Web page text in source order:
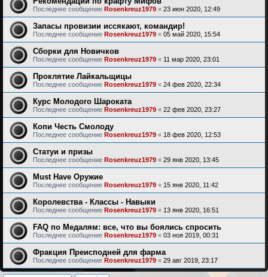
Последнее сообщение Rosenkreuz1979 « 23 июн 2020, 12:49
Запасы провизии иссякают, командир!
Последнее сообщение Rosenkreuz1979 « 05 май 2020, 15:54
Сборки для Новичков
Последнее сообщение Rosenkreuz1979 « 11 мар 2020, 23:01
Проклятие Лайкальщицы
Последнее сообщение Rosenkreuz1979 « 24 фев 2020, 22:34
Курс Молодого Шароката
Последнее сообщение Rosenkreuz1979 « 22 фев 2020, 23:27
Копи Честь Смолоду
Последнее сообщение Rosenkreuz1979 « 18 фев 2020, 12:53
Статуи и призы
Последнее сообщение Rosenkreuz1979 « 29 янв 2020, 13:45
Must Have Оружие
Последнее сообщение Rosenkreuz1979 « 15 янв 2020, 11:42
Королевства - Классы - Навыки
Последнее сообщение Rosenkreuz1979 « 13 янв 2020, 16:51
FAQ по Медалям: все, что вы боялись спросить
Последнее сообщение Rosenkreuz1979 « 03 ноя 2019, 00:31
Фракция Преисподней для фарма
Последнее сообщение Rosenkreuz1979 « 29 авг 2019, 23:17